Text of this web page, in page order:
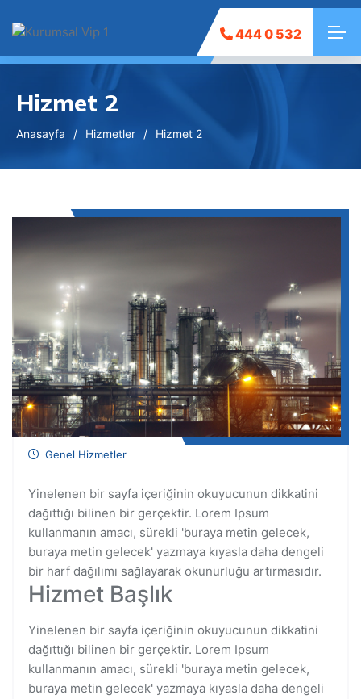
444 0 532
Hizmet 2
Anasayfa Hizmetler Hizmet 2
Genel Hizmetler
Yinelenen bir sayfa içeriğinin okuyucunun dikkatini
dağıttığı bilinen bir gerçektir. Lorem Ipsum
kullanmanın amacı, sürekli 'buraya metin gelecek,
buraya metin gelecek' yazmaya kıyasla daha dengeli
bir harf dağılımı sağlayarak okunurluğu artırmasıdır.
Hizmet Başlık
Yinelenen bir sayfa içeriğinin okuyucunun dikkatini
dağıttığı bilinen bir gerçektir. Lorem Ipsum
kullanmanın amacı, sürekli 'buraya metin gelecek,
buraya metin gelecek' yazmaya kıyasla daha dengeli